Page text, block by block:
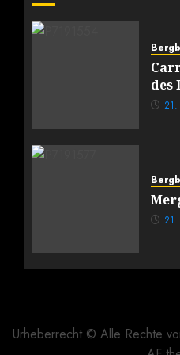
des
21.
21.
Urheberrecht © Alle Rechte